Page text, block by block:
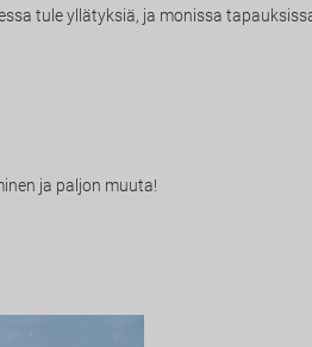
tule yllätyksiä, ja monissa
ja paljon muuta!